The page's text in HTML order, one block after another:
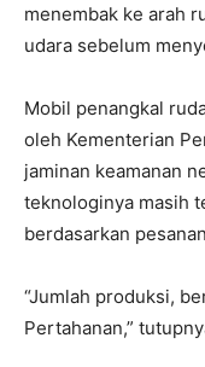
menembak ke arah
udara sebelum
Mobil penangkal
oleh Kementerian
jaminan keamanan
teknologinya masih
berdasarkan
“Jumlah produksi,
Pertahanan,”